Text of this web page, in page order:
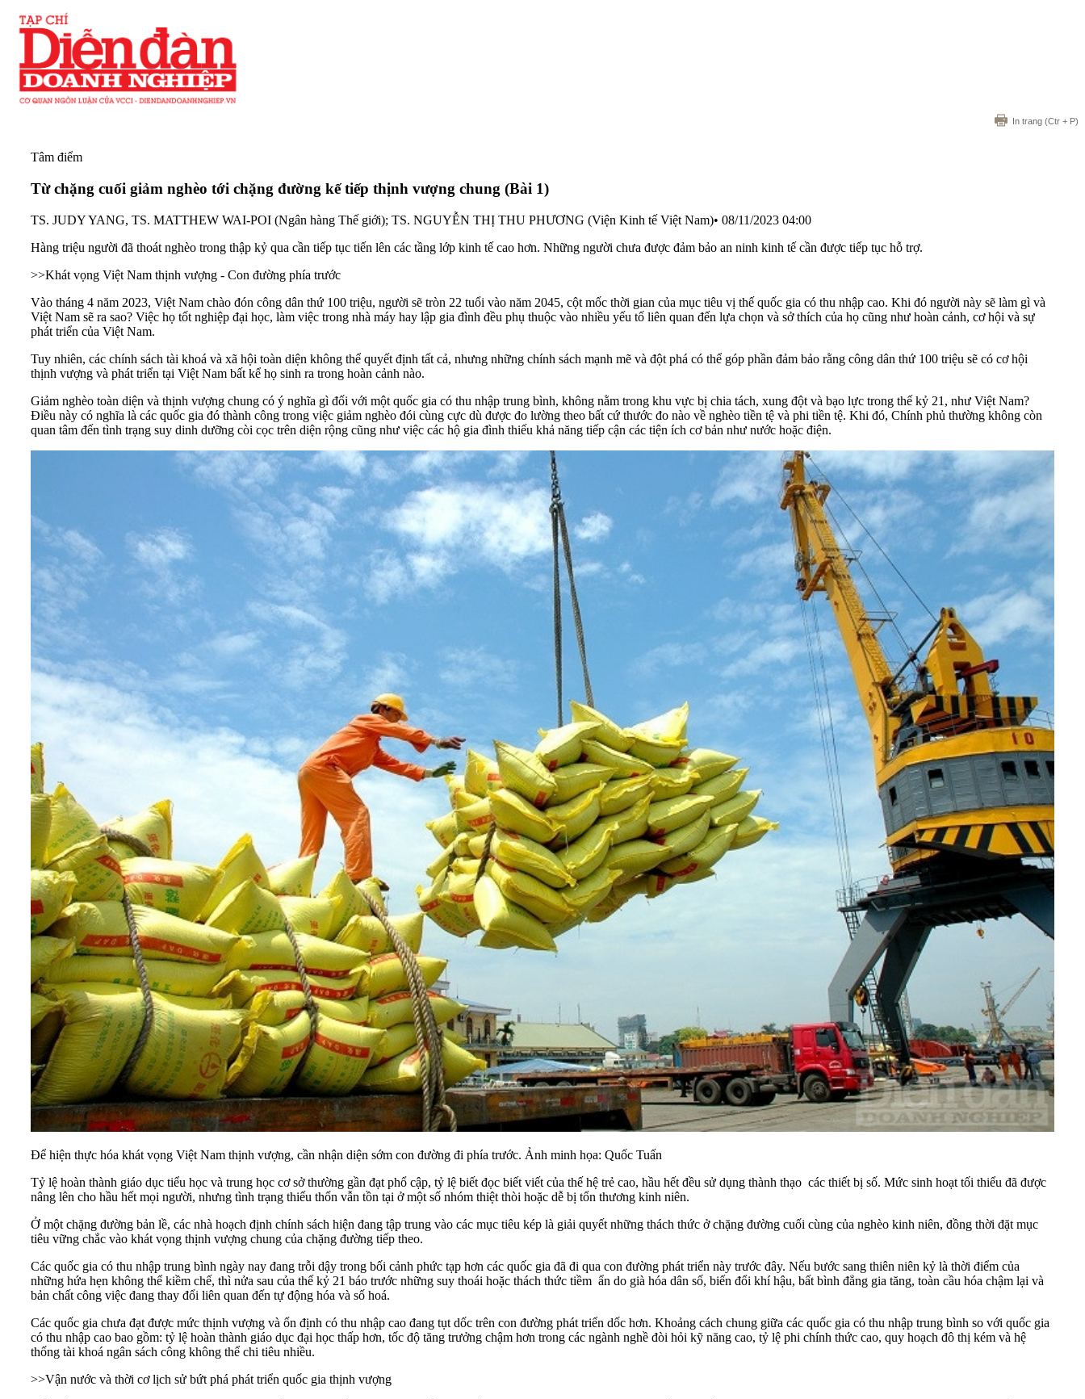
In trang (Ctr + P)
Tâm điểm
Từ chặng cuối giảm nghèo tới chặng đường kế tiếp thịnh vượng chung (Bài 1)
TS. JUDY YANG, TS. MATTHEW WAI-POI (Ngân hàng Thế giới); TS. NGUYỄN THỊ THU PHƯƠNG (Viện Kinh tế Việt Nam)• 08/11/2023 04:00
Hàng triệu người đã thoát nghèo trong thập kỷ qua cần tiếp tục tiến lên các tầng lớp kinh tế cao hơn. Những người chưa được đảm bảo an ninh kinh tế cần được tiếp tục hỗ trợ.
>>Khát vọng Việt Nam thịnh vượng - Con đường phía trước
Vào tháng 4 năm 2023, Việt Nam chào đón công dân thứ 100 triệu, người sẽ tròn 22 tuổi vào năm 2045, cột mốc thời gian của mục tiêu vị thế quốc gia có thu nhập cao. Khi đó người này sẽ làm gì và
Việt Nam sẽ ra sao? Việc họ tốt nghiệp đại học, làm việc trong nhà máy hay lập gia đình đều phụ thuộc vào nhiều yếu tố liên quan đến lựa chọn và sở thích của họ cũng như hoàn cảnh, cơ hội và sự
phát triển của Việt Nam.
Tuy nhiên, các chính sách tài khoá và xã hội toàn diện không thể quyết định tất cả, nhưng những chính sách mạnh mẽ và đột phá có thể góp phần đảm bảo rằng công dân thứ 100 triệu sẽ có cơ hội
thịnh vượng và phát triển tại Việt Nam bất kể họ sinh ra trong hoàn cảnh nào.
Giảm nghèo toàn diện và thịnh vượng chung có ý nghĩa gì đối với một quốc gia có thu nhập trung bình, không nằm trong khu vực bị chia tách, xung đột và bạo lực trong thế kỷ 21, như Việt Nam?
Điều này có nghĩa là các quốc gia đó thành công trong việc giảm nghèo đói cùng cực dù được đo lường theo bất cứ thước đo nào về nghèo tiền tệ và phi tiền tệ. Khi đó, Chính phủ thường không còn
quan tâm đến tình trạng suy dinh dưỡng còi cọc trên diện rộng cũng như việc các hộ gia đình thiếu khả năng tiếp cận các tiện ích cơ bản như nước hoặc điện.
Để hiện thực hóa khát vọng Việt Nam thịnh vượng, cần nhận diện sớm con đường đi phía trước. Ảnh minh họa: Quốc Tuấn
Tỷ lệ hoàn thành giáo dục tiểu học và trung học cơ sở thường gần đạt phổ cập, tỷ lệ biết đọc biết viết của thế hệ trẻ cao, hầu hết đều sử dụng thành thạo các thiết bị số. Mức sinh hoạt tối thiểu đã được
nâng lên cho hầu hết mọi người, nhưng tình trạng thiếu thốn vẫn tồn tại ở một số nhóm thiệt thòi hoặc dễ bị tổn thương kinh niên.
Ở một chặng đường bản lề, các nhà hoạch định chính sách hiện đang tập trung vào các mục tiêu kép là giải quyết những thách thức ở chặng đường cuối cùng của nghèo kinh niên, đồng thời đặt mục
tiêu vững chắc vào khát vọng thịnh vượng chung của chặng đường tiếp theo.
Các quốc gia có thu nhập trung bình ngày nay đang trỗi dậy trong bối cảnh phức tạp hơn các quốc gia đã đi qua con đường phát triển này trước đây. Nếu bước sang thiên niên kỷ là thời điểm của
những hứa hẹn không thể kiềm chế, thì nửa sau của thế kỷ 21 báo trước những suy thoái hoặc thách thức tiềm ẩn do già hóa dân số, biến đổi khí hậu, bất bình đẳng gia tăng, toàn cầu hóa chậm lại và
bản chất công việc đang thay đổi liên quan đến tự động hóa và số hoá.
Các quốc gia chưa đạt được mức thịnh vượng và ổn định có thu nhập cao đang tụt dốc trên con đường phát triển dốc hơn. Khoảng cách chung giữa các quốc gia có thu nhập trung bình so với quốc gia
có thu nhập cao bao gồm: tỷ lệ hoàn thành giáo dục đại học thấp hơn, tốc độ tăng trưởng chậm hơn trong các ngành nghề đòi hỏi kỹ năng cao, tỷ lệ phi chính thức cao, quy hoạch đô thị kém và hệ
thống tài khoá ngân sách công không thể chi tiêu nhiều.
>>Vận nước và thời cơ lịch sử bứt phá phát triển quốc gia thịnh vượng